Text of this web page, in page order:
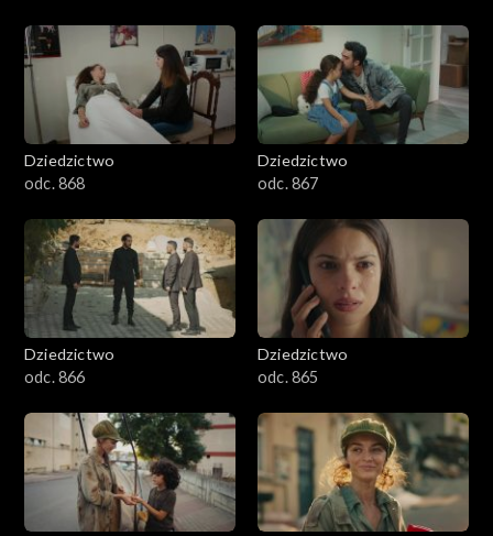
Dziedzictwo
odc. 868
Dziedzictwo
odc. 867
Dziedzictwo
odc. 866
Dziedzictwo
odc. 865